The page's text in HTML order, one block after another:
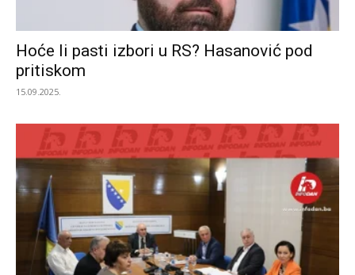
Hoće li pasti izbori u RS? Hasanović pod
pritiskom
15.09.2025.